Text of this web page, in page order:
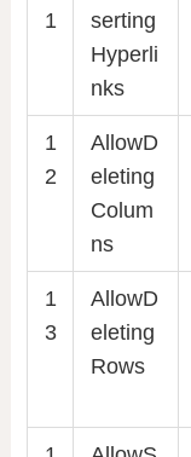
1
serting
Hyperli
nks
1
2
AllowD
eleting
Colum
ns
1
3
AllowD
eleting
Rows